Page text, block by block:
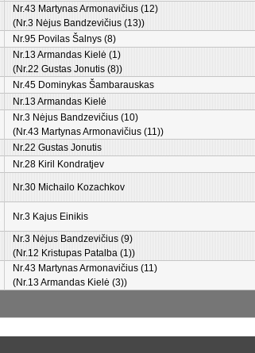
Nr.43 Martynas Armonavičius (12)
(Nr.3 Nėjus Bandzevičius (13))
Nr.95 Povilas Šalnys (8)
Nr.13 Armandas Kielė (1)
(Nr.22 Gustas Jonutis (8))
Nr.45 Dominykas Šambarauskas
Nr.13 Armandas Kielė
Nr.3 Nėjus Bandzevičius (10)
(Nr.43 Martynas Armonavičius (11))
Nr.22 Gustas Jonutis
Nr.28 Kiril Kondratjev
Nr.30 Michailo Kozachkov
Nr.3 Kajus Einikis
Nr.3 Nėjus Bandzevičius (9)
(Nr.12 Kristupas Patalba (1))
Nr.43 Martynas Armonavičius (11)
(Nr.13 Armandas Kielė (3))